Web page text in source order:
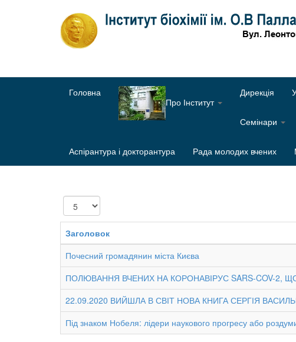
Головна
Про Інститут
Дирекція
Семінари
Аспірантура і докторантура Рада молодих вчених
Показувати
Заголовок
Почесний громадянин міста Києва
ПОЛЮВАННЯ ВЧЕНИХ НА КОРОНАВІРУС SARS-COV-2,
22.09.2020 ВИЙШЛА В СВІТ НОВА КНИГА СЕРГІЯ
Під знаком Нобеля: лідери наукового прогресу або